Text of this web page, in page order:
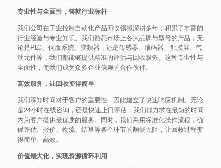
专业性与全面性，铸就行业标杆
我们公司在工业控制自动化产品回收领域深耕多年，积累了丰富的
行业经验与专业知识。我们熟悉市场上各大品牌与型号的产品，无
论是PLC、伺服系统、变频器，还是传感器、编码器、触摸屏、气
动元件等，我们都能够提供精准的评估与回收服务。这种专业性与
全面性，使我们成为众多企业信赖的合作伙伴。
高效服务，让回收变得简单
我们深知时间对于客户的重要性，因此建立了快速响应机制。无论
是24小时在线咨询，还是快速上门评估，我们都力求在最短的时间
内为客户提供最优质的服务。同时，我们采用标准化操作流程，确
保评估、报价、物流、结算等各个环节的顺畅无阻，让回收过程变
得简单、高效。
价值最大化，实现资源循环利用